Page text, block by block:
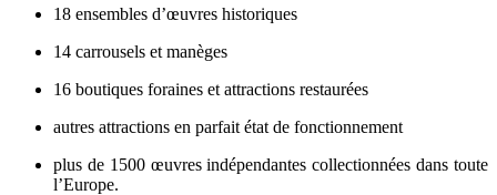
18 ensembles d’œuvres historiques
14 carrousels et manèges
16 boutiques foraines et attractions restaurées
autres attractions en parfait état de fonctionnement
plus de 1500 œuvres indépendantes collectionnées dans toute
l’Europe.